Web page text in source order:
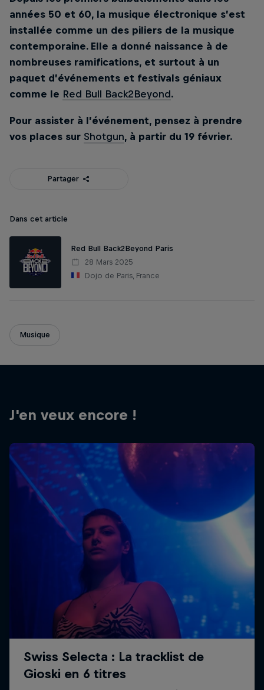
années 50 et 60, la musique électronique s’est
installée comme un des piliers de la musique
contemporaine. Elle a donné naissance à de
nombreuses ramifications, et surtout à un
paquet d’événements et festivals géniaux
comme le Red Bull Back2Beyond.
Pour assister à l’événement, pensez à prendre
vos places sur Shotgun, à partir du 19 février.
Partager
Dans cet article
Red Bull Back2Beyond Paris
28 Mars 2025
Dojo de Paris, France
Musique
J'en veux encore !